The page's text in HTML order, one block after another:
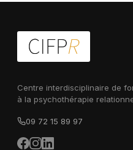
Centre interdisciplinaire de
à la psychothérapie
09 72 15 89 97